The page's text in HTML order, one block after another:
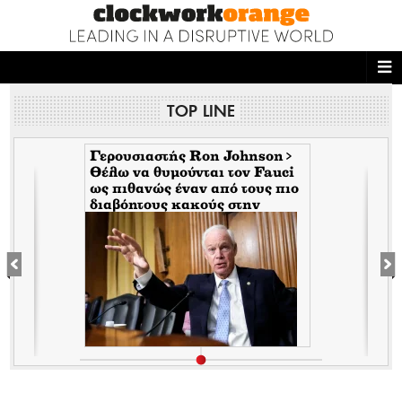
NEWS DESK
THE ONES WHO DO
MAGAZINE
TOP LINE
Γερουσιαστής Ron Johnson>
Θέλω να θυμούνται τον Fauci
ως πιθανώς έναν από τους πιο
διαβόητους κακούς στην
αμερικανική ιστορία